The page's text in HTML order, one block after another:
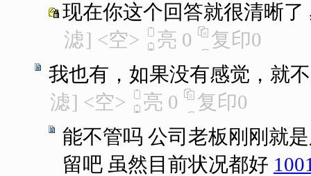
现在你这个回答就很清晰了
滤] <空> 亮 0 复印0
我也有，如果没有感觉，就
滤] <空> 亮 0 复印0
能不管吗 公司老板刚刚就
留吧 虽然目前状况都好